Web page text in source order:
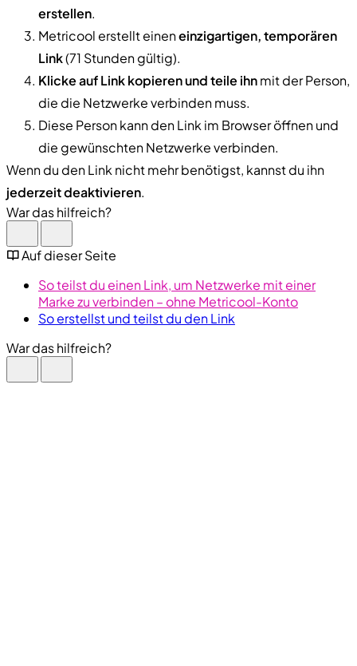
erstellen.
Metricool erstellt eineneinzigartigen, temporären
Link(71 Stunden gültig).
Klicke auf Link kopieren und teile ihnmit der Person,
die die Netzwerke verbinden muss.
Diese Person kann den Link im Browser öffnen und
die gewünschten Netzwerke verbinden.
Wenn du den Link nicht mehr benötigst, kannst du ihn
jederzeit deaktivieren.
War das hilfreich?
Auf dieser Seite
So teilst du einen Link, um Netzwerke mit einer
Marke zu verbinden – ohne Metricool-Konto
So erstellst und teilst du den Link
War das hilfreich?